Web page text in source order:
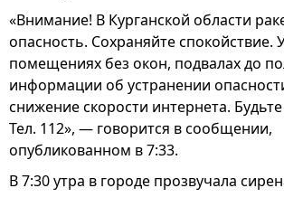
«Внимание! В Курганской области
опасность. Сохраняйте спокойствие.
помещениях без окон, подвалах до
информации об устранении
снижение скорости интернета.
Тел. 112», — говорится в сообщении,
опубликованном в 7:33.
В 7:30 утра в городе прозвучала